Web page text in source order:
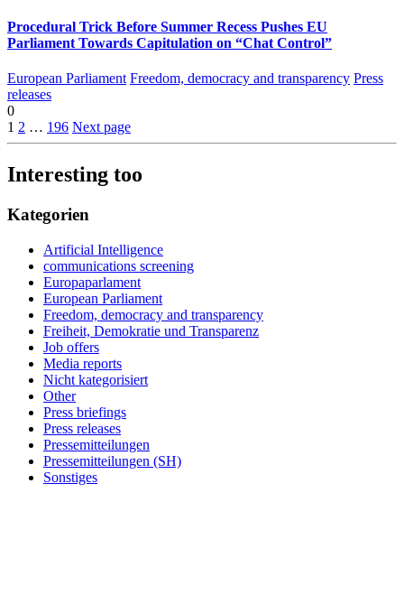
Procedural Trick Before Summer Recess Pushes EU
Parliament Towards Capitulation on “Chat Control”
European Parliament Freedom, democracy and transparency Press
releases
0
1 2 … 196 Next page
Interesting too
Kategorien
Artificial Intelligence
communications screening
Europaparlament
European Parliament
Freedom, democracy and transparency
Freiheit, Demokratie und Transparenz
Job offers
Media reports
Nicht kategorisiert
Other
Press briefings
Press releases
Pressemitteilungen
Pressemitteilungen (SH)
Sonstiges